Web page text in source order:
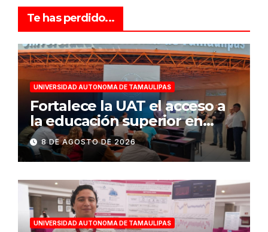
Te has perdido...
UNIVERSIDAD AUTONOMA DE TAMAULIPAS
Fortalece la UAT el acceso a
la educación superior en
comunidades
8 DE AGOSTO DE 2026
UNIVERSIDAD AUTONOMA DE TAMAULIPAS